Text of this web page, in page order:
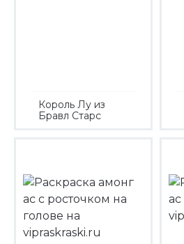
Король Лу из
Бравл Старс